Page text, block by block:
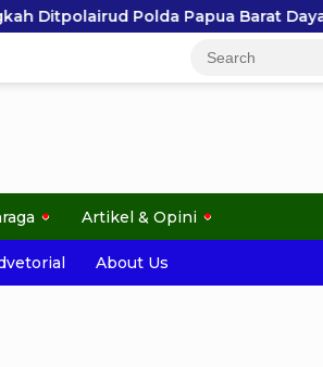
Daya Penangkapan Hiu di
Artikel & Opini
About Us